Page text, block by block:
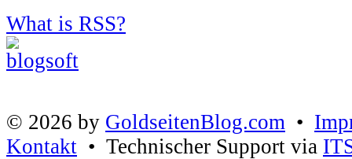
What is RSS?
© 2026 by GoldseitenBlog.com •
Kontakt • Technischer Support via